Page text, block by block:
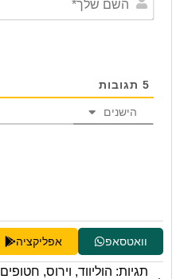
5 תגובות
הישנים
וואטסאפ אפליקציה
תגיות: הוליווד, וירוס, חטופים